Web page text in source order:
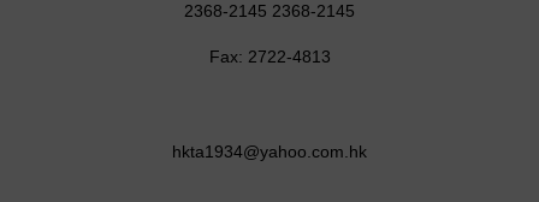
2368-2145 2368-2145
Fax: 2722-4813
hkta1934@yahoo.com.hk